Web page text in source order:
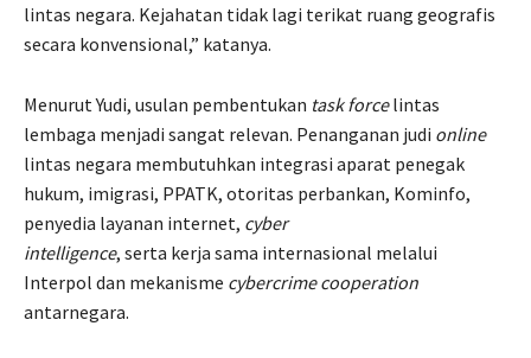
lintas negara. Kejahatan tidak lagi terikat ruang geografis
secara konvensional,” katanya.
Menurut Yudi, usulan pembentukan task forcelintas
lembaga menjadi sangat relevan. Penanganan judi online
lintas negara membutuhkan integrasi aparat penegak
hukum, imigrasi, PPATK, otoritas perbankan, Kominfo,
penyedia layanan internet, cyber
intelligence, serta kerja sama internasional melalui
Interpol dan mekanisme cybercrime cooperation
antarnegara.